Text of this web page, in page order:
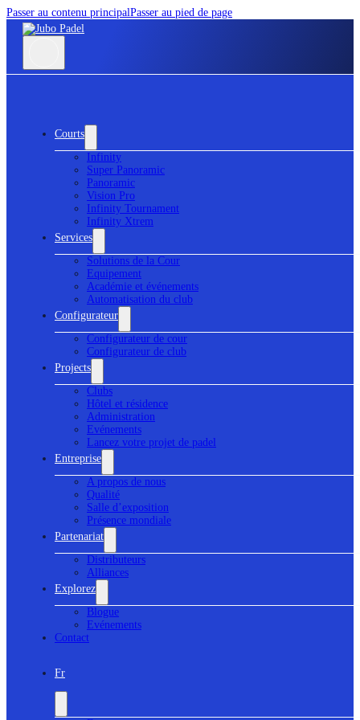
Passer au contenu principalPasser au pied de page
Courts
Infinity
Super Panoramic
Panoramic
Vision Pro
Infinity Tournament
Infinity Xtrem
Services
Solutions de la Cour
Equipement
Académie et événements
Automatisation du club
Configurateur
Configurateur de cour
Configurateur de club
Projects
Clubs
Hôtel et résidence
Administration
Evénements
Lancez votre projet de padel
Entreprise
A propos de nous
Qualité
Salle d’exposition
Présence mondiale
Partenariat
Distributeurs
Alliances
Explorez
Blogue
Evénements
Contact
Fr